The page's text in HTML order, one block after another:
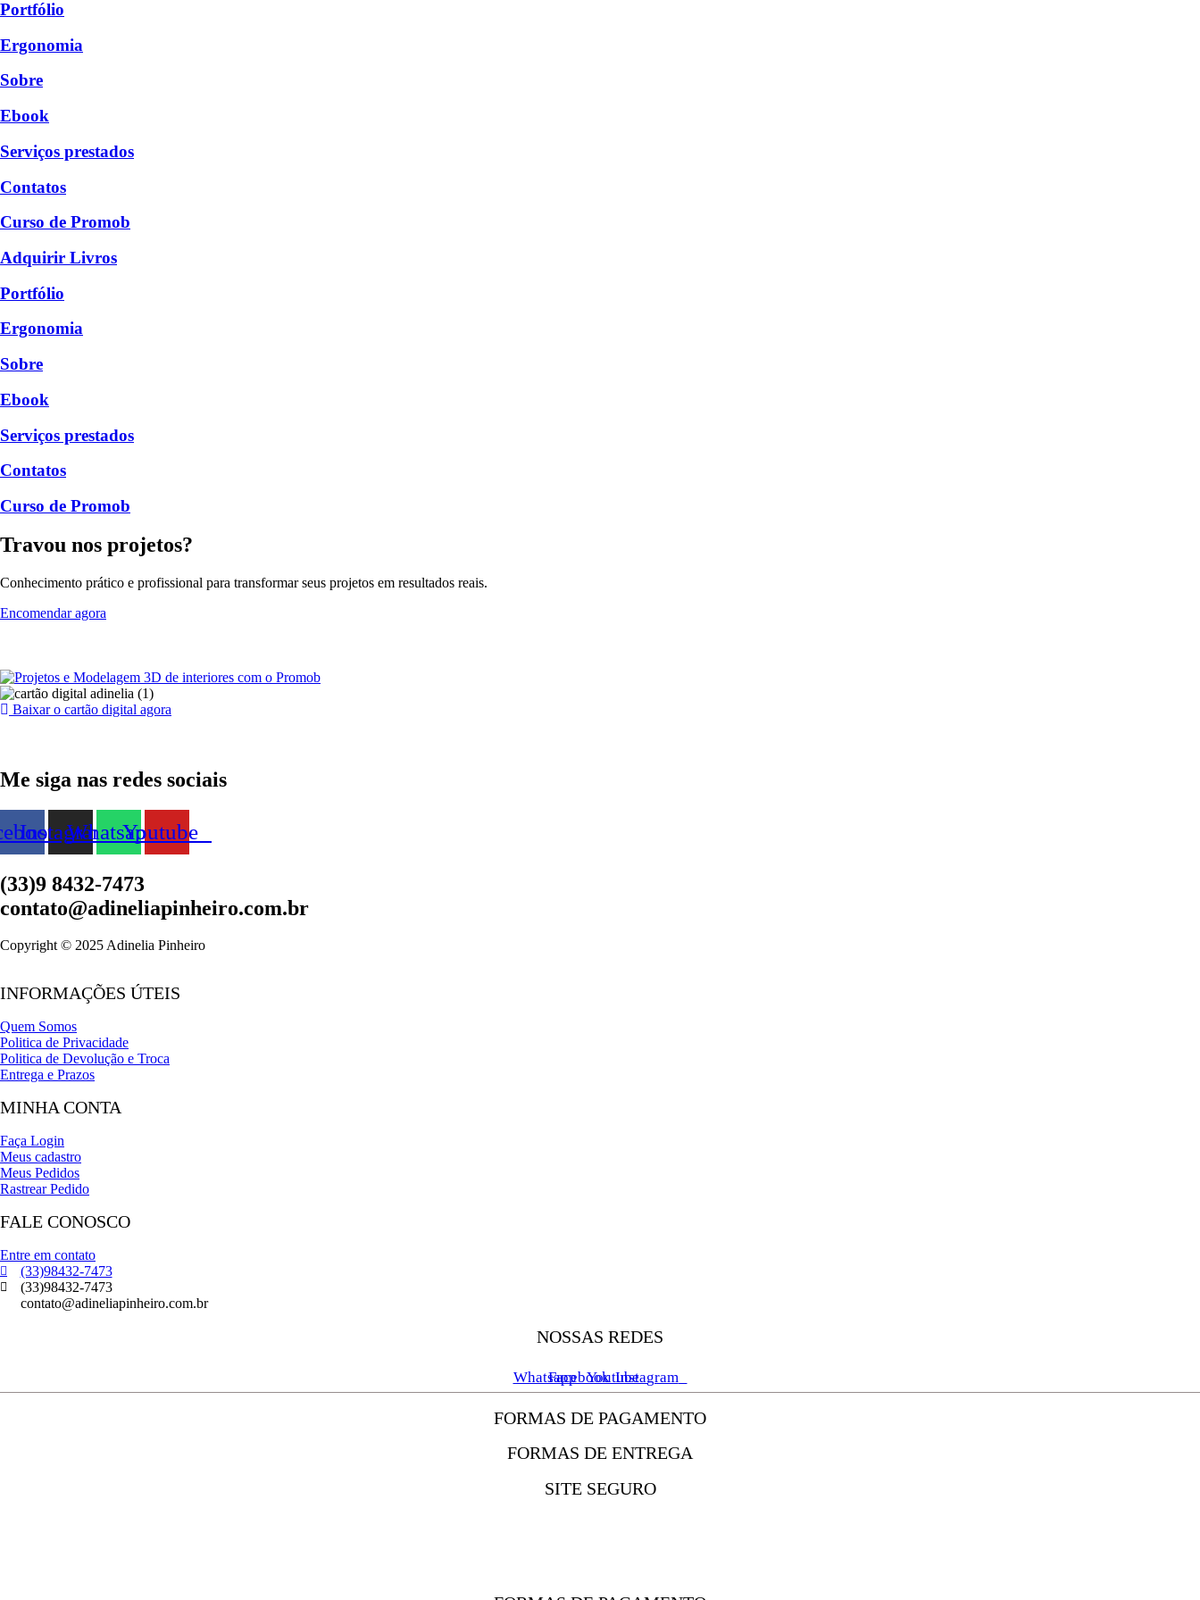
Portfólio
Ergonomia
Sobre
Ebook
Serviços prestados
Contatos
Curso de Promob
Adquirir Livros
Portfólio
Ergonomia
Sobre
Ebook
Serviços prestados
Contatos
Curso de Promob
Travou nos projetos?
Conhecimento prático e profissional para transformar seus projetos em resultados reais.
Encomendar agora
Baixar o cartão digital agora
Me siga nas redes sociais
InstagramWhatsappYoutube
(33)9 8432-7473
contato@adineliapinheiro.com.br
Copyright © 2025 Adinelia Pinheiro
INFORMAÇÕES ÚTEIS
Quem Somos
Politica de Privacidade
Politica de Devolução e Troca
Entrega e Prazos
MINHA CONTA
Faça Login
Meus cadastro
Meus Pedidos
Rastrear Pedido
FALE CONOSCO
Entre em contato
(33)98432-7473
(33)98432-7473
contato@adineliapinheiro.com.br
NOSSAS REDES
WhatsappFacebookYoutubeInstagram
FORMAS DE PAGAMENTO
FORMAS DE ENTREGA
SITE SEGURO